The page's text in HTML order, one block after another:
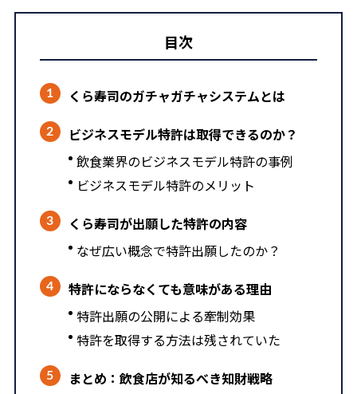
目次
くら寿司のガチャガチャシステムとは
ビジネスモデル特許は取得できるのか？
飲食業界のビジネスモデル特許の事例
ビジネスモデル特許のメリット
くら寿司が出願した特許の内容
なぜ広い概念で特許出願したのか？
特許にならなくても意味がある理由
特許出願の公開による牽制効果
特許を取得する方法は残されていた
まとめ：飲食店が知るべき知財戦略